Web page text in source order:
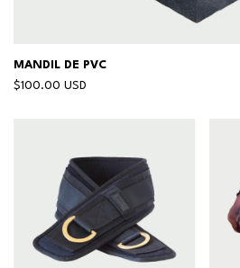
MANDIL DE PVC
$100.00 USD